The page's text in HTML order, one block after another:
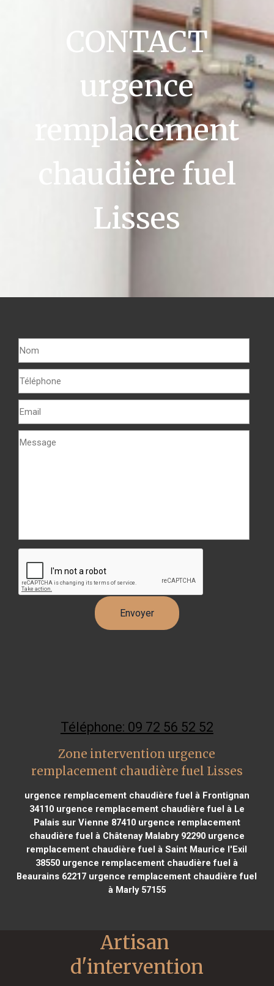
CONTACT
urgence
remplacement
chaudière fuel
Lisses
Téléphone: 09 72 56 52 52
Zone intervention urgence
remplacement chaudière fuel Lisses
urgence remplacement chaudière fuel à Frontignan
34110urgence remplacement chaudière fuel à Le
Palais sur Vienne 87410urgence remplacement
chaudière fuel à Châtenay Malabry 92290urgence
remplacement chaudière fuel à Saint Maurice l'Exil
38550 urgence remplacement chaudière fuel à
Beaurains 62217 urgence remplacement chaudière fuel
à Marly 57155
Artisan
d'intervention